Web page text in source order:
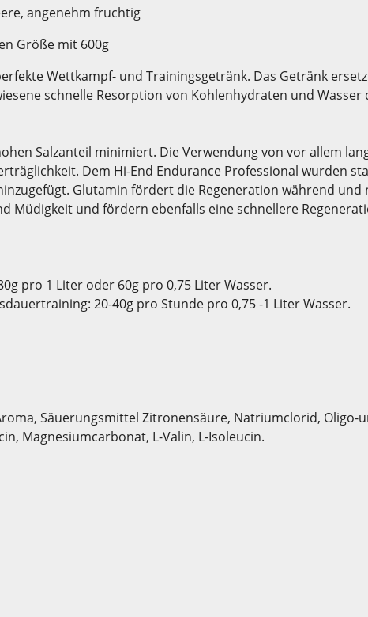
angenehm fruchtig
Größe mit 600g
Wettkampf- und Trainingsgetränk. Das Getränk
schnelle Resorption von Kohlenhydraten und
Salzanteil minimiert. Die Verwendung von vor allem
Dem Hi-End Endurance Professional wurden
Glutamin fördert die Regeneration während
Müdigkeit und fördern ebenfalls eine schnellere
pro 1 Liter oder 60g pro 0,75 Liter Wasser.
20-40g pro Stunde pro 0,75 -1 Liter Wasser.
Säuerungsmittel Zitronensäure, Natriumclorid, Oligo-
Magnesiumcarbonat, L-Valin, L-Isoleucin.